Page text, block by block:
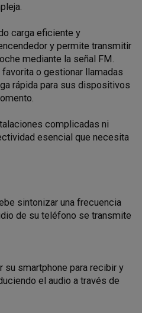
carga eficiente y
y permite transmitir
mediante la señal FM.
o gestionar llamadas
rápida para sus dispositivos
complicadas ni
esencial que necesita
sintonizar una frecuencia
de su teléfono se transmite
su smartphone para recibir y
el audio a través de